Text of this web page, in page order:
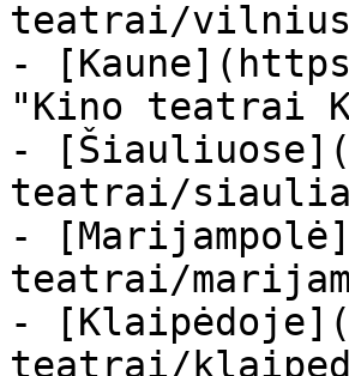
teatrai/
-
"Kino teatrai
-
teatrai/
-
teatrai/
-
teatrai/